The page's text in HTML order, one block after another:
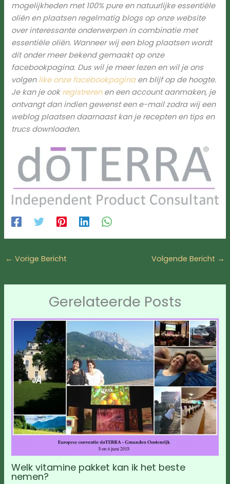
mogelijkheden met 100% pure en natuurlijke essentiële
oliën en plaatsen regelmatig blogs op onze website
over interessante onderwerpen in combinatie met
essentiële oliën. Wanneer wij een blog plaatsen wordt
dit onder meer bekend gemaakt op onze
facebookpagina. Dus wil je meer lezen en wil je ons
volgen like onze facebookpaginaen blijf op de hoogte.
Je kan je ook registreren en een account aanmaken, je
ontvangt dan indien gewenst een e-mail zodra wij een
weblog plaatsen daarnaast kan je recepten en tips en
trucs downloaden.
← Vorige Bericht Volgende Bericht →
Gerelateerde Posts
Welk vitamine pakket kan ik het beste
nemen?